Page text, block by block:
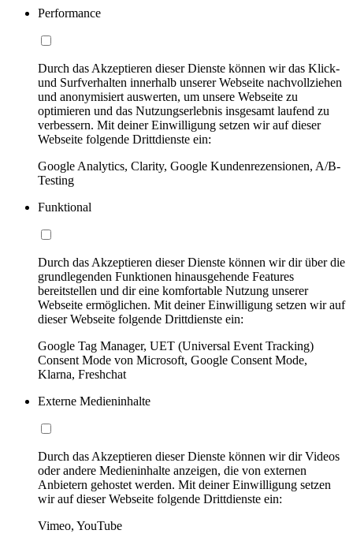
Performance
Durch das Akzeptieren dieser Dienste können wir das Klick-
und Surfverhalten innerhalb unserer Webseite nachvollziehen
und anonymisiert auswerten, um unsere Webseite zu
optimieren und das Nutzungserlebnis insgesamt laufend zu
verbessern. Mit deiner Einwilligung setzen wir auf dieser
Webseite folgende Drittdienste ein:
Google Analytics, Clarity, Google Kundenrezensionen, A/B-
Testing
Funktional
Durch das Akzeptieren dieser Dienste können wir dir über die
grundlegenden Funktionen hinausgehende Features
bereitstellen und dir eine komfortable Nutzung unserer
Webseite ermöglichen. Mit deiner Einwilligung setzen wir auf
dieser Webseite folgende Drittdienste ein:
Google Tag Manager, UET (Universal Event Tracking)
Consent Mode von Microsoft, Google Consent Mode,
Klarna, Freshchat
Externe Medieninhalte
Durch das Akzeptieren dieser Dienste können wir dir Videos
oder andere Medieninhalte anzeigen, die von externen
Anbietern gehostet werden. Mit deiner Einwilligung setzen
wir auf dieser Webseite folgende Drittdienste ein:
Vimeo, YouTube